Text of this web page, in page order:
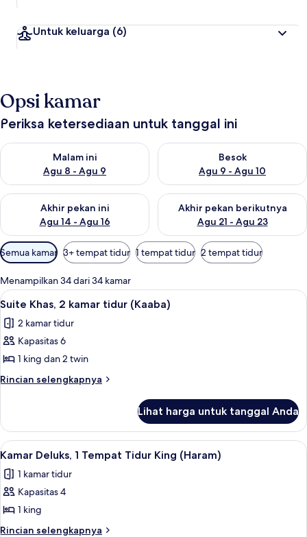
Untuk keluarga (6)
Opsi kamar
Periksa ketersediaan untuk tanggal ini
Malam ini
Agu 8 - Agu 9
Periksa ketersediaan untuk malam ini Agu 8 - Agu 9
Besok
Agu 9 - Agu 10
Periksa ketersediaan untuk
Akhir pekan ini
Agu 14 - Agu 16
Periksa ketersediaan untuk akhir pekan ini Agu 14 - Agu 16
Akhir pekan berikutnya
Agu 21 - Agu 23
Periksa ketersediaan untuk
Filter
tersedia
untuk
kamar
Semua kamar 3+ tempat tidur 1 tempat tidur 2 tempat tidur
Menampilkan 34 dari 34 kamar
Lihat
semua
foto
untuk
Suite
Khas,
tidur
(Kaaba)
Seprai antialergi, tempat tidur
21
Suite Khas, 2 kamar tidur (Kaaba)
2 kamar tidur
Kapasitas 6
1 king dan 2 twin
Rincian selengkapnya
Rincian
Suite
Khas,
2
tidur
(Kaaba)
Lihat harga untuk tanggal Anda
Lihat
semua
foto
untuk
Kamar
Deluks,
Seprai antialergi, tempat tidur
18
Kamar Deluks, 1 Tempat Tidur King (Haram)
1 kamar tidur
Kapasitas 4
1 king
Rincian selengkapnya
Rincian